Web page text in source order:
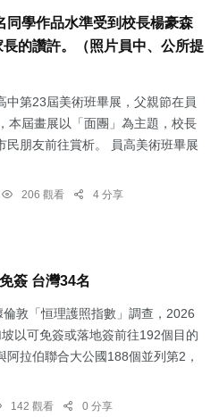
同學作品水準受到校長楊豪森
長的讚許。（照片員中、公所提
中第23屆美術班畢展，父親節在員
本屆畫展以「面團」為主題，校長
民朋友前往賞析。 員高美術班畢展
206 觀看 4 分享
簽 台灣34名
敦「恒理護照指數」調查，2026
以可免簽或落地簽前往192個目的
拉伯聯合大公國188個並列第2，
142 觀看 0 分享